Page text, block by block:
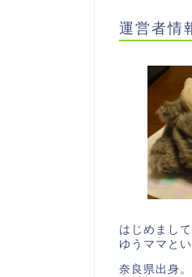
運営者情
はじめまして
ゆうママとい
奈良県出身